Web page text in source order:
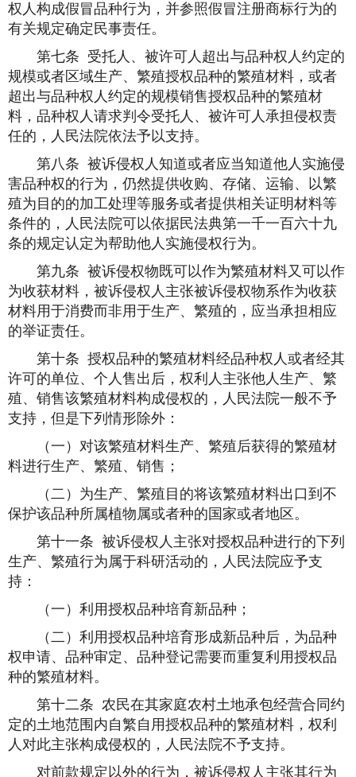
权人构成假冒品种行为，并参照假冒注册商标行为的
有关规定确定民事责任。
第七条 受托人、被许可人超出与品种权人约定的
规模或者区域生产、繁殖授权品种的繁殖材料，或者
超出与品种权人约定的规模销售授权品种的繁殖材
料，品种权人请求判令受托人、被许可人承担侵权责
任的，人民法院依法予以支持。
第八条 被诉侵权人知道或者应当知道他人实施侵
害品种权的行为，仍然提供收购、存储、运输、以繁
殖为目的的加工处理等服务或者提供相关证明材料等
条件的，人民法院可以依据民法典第一千一百六十九
条的规定认定为帮助他人实施侵权行为。
第九条 被诉侵权物既可以作为繁殖材料又可以作
为收获材料，被诉侵权人主张被诉侵权物系作为收获
材料用于消费而非用于生产、繁殖的，应当承担相应
的举证责任。
第十条 授权品种的繁殖材料经品种权人或者经其
许可的单位、个人售出后，权利人主张他人生产、繁
殖、销售该繁殖材料构成侵权的，人民法院一般不予
支持，但是下列情形除外：
（一）对该繁殖材料生产、繁殖后获得的繁殖材
料进行生产、繁殖、销售；
（二）为生产、繁殖目的将该繁殖材料出口到不
保护该品种所属植物属或者种的国家或者地区。
第十一条 被诉侵权人主张对授权品种进行的下列
生产、繁殖行为属于科研活动的，人民法院应予支
持：
（一）利用授权品种培育新品种；
（二）利用授权品种培育形成新品种后，为品种
权申请、品种审定、品种登记需要而重复利用授权品
种的繁殖材料。
第十二条 农民在其家庭农村土地承包经营合同约
定的土地范围内自繁自用授权品种的繁殖材料，权利
人对此主张构成侵权的，人民法院不予支持。
对前款规定以外的行为，被诉侵权人主张其行为